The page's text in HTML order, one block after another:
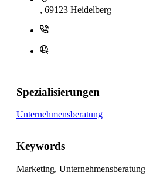
, 69123 Heidelberg
Spezialisierungen
Unternehmensberatung
Keywords
Marketing, Unternehmensberatung